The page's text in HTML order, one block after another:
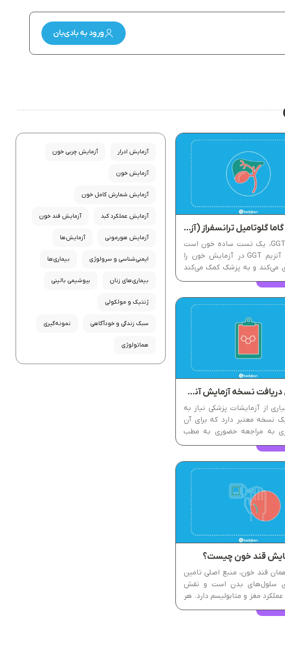
ورود به بادی‌بان
آزمایش گاما گلوتامیل ترانسفراز (آزمایش GGT) چیست؟
آزمایش GGT، یک تست ساده خون است
که سطح آنزیم GGT در آزمایش خون را
می‌کند و به پزشک کمک می‌کند
و مجاری صفراوی را ارزیابی کند.
بخشی مهم از پروفایل کبدی
آسیب‌های...
راهنمای دریافت نسخه آزمایش آنلاین بادی‌بان
از آزمایشات پزشکی نیاز به
نسخه معتبر دارد که برای آن
به مراجعه حضوری به مطب
بادی‌بان با فراهم کردن
تا در کنار...
قند خون چیست؟
قند خون، منبع اصلی تامین
سلول‌های بدن است و نقش
مغز و متابولیسم دارد. هر
از تفکر و تمرکز گرفته تا
و ترمیم بافت‌ها، وابسته
آزمایش ادرار آزمایش چربی خون
آزمایش خون
آزمایش شمارش کامل خون
آزمایش عملکرد کبد آزمایش قند خون
آزمایش هورمونی آزمایش‌ها
ایمنی‌شناسی و سرولوژی بیماری‌ها
بیماری‌های زنان بیوشیمی بالینی
ژنتیک و مولکولی
سبک زندگی و خودآگاهی نمونه‌گیری
هماتولوژی